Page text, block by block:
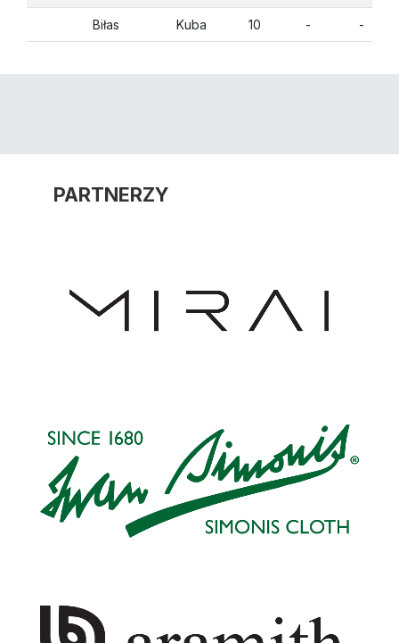
Biłas Kuba 10 - -
PARTNERZY